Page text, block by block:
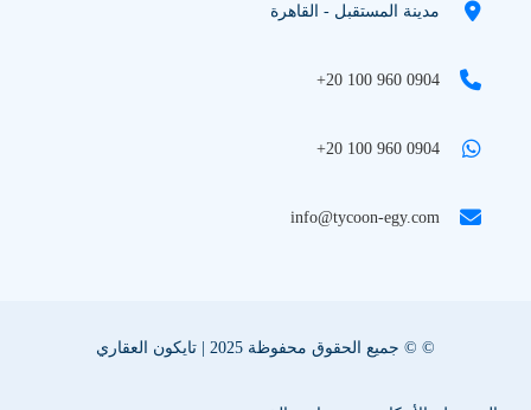
مدينة المستقبل - القاهرة
+20 100 960 0904
+20 100 960 0904
info@tycoon-egy.com
© © جميع الحقوق محفوظة 2025 | تايكون العقاري